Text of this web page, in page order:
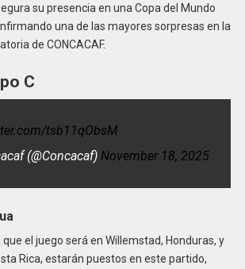
su presencia en una Copa del Mundo
una de las mayores sorpresas en la
de CONCACAF.
C
tsb11qObsM
(@Concacaf) November 18, 2025
que el juego será en Willemstad, Honduras, y
Rica, estarán puestos en este partido,